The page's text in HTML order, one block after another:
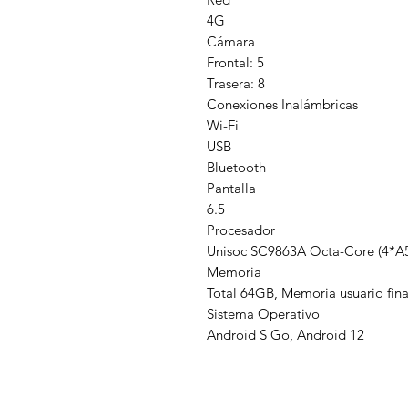
4G
Cámara
Frontal: 5
Trasera: 8
Conexiones Inalámbricas
Wi-Fi
USB
Bluetooth
Pantalla
6.5
Procesador
Unisoc SC9863A Octa-Core
Memoria
Total 64GB, Memoria usuario
Sistema Operativo
Android S Go, Android 12